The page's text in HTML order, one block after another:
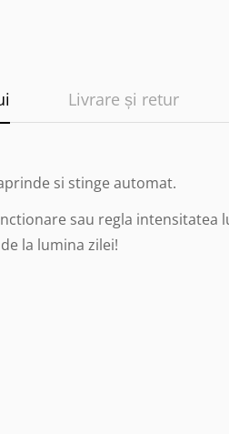
Livrare și retur
si stinge automat.
sau regla
la lumina zilei!